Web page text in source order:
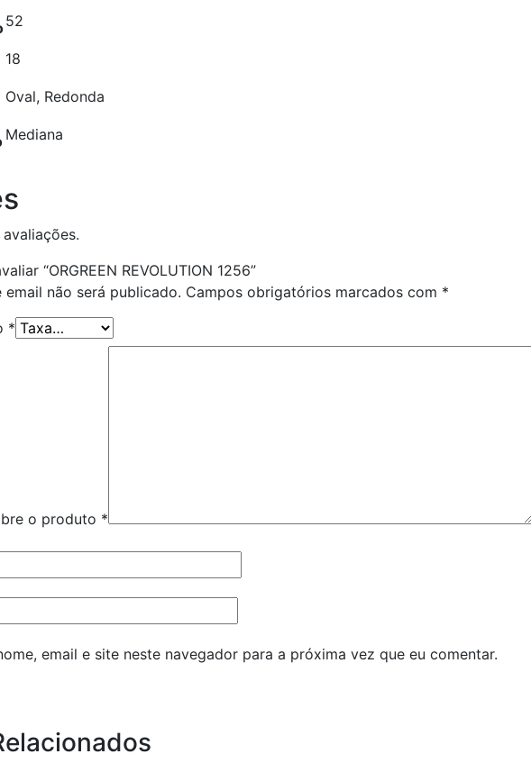
52
18
Oval, Redonda
Mediana
“ORGREEN REVOLUTION 1256”
email não será publicado. Campos obrigatórios marcados com *
*
o produto *
email e site neste navegador para a próxima vez que eu comentar.